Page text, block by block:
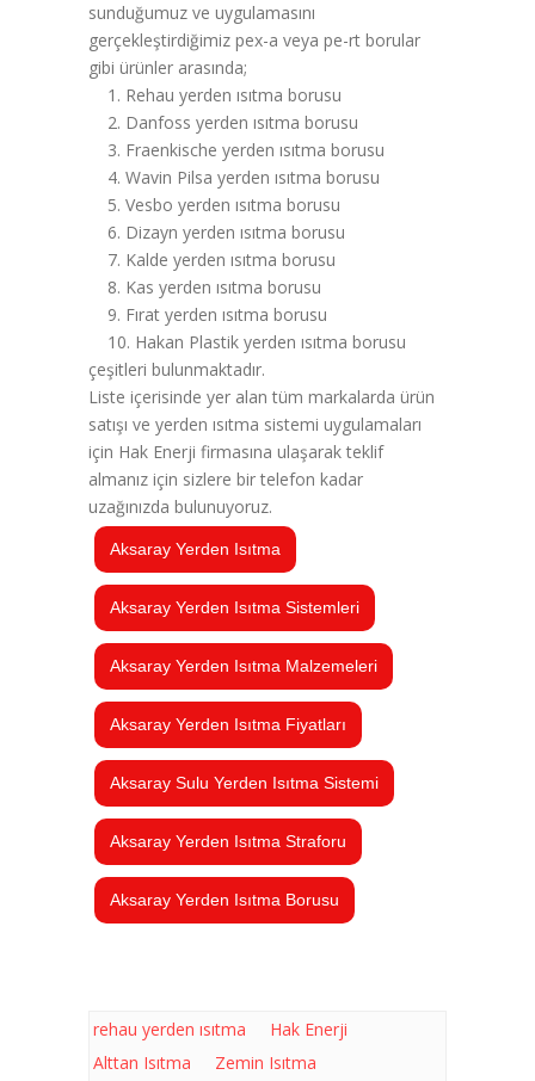
sunduğumuz ve uygulamasını
gerçekleştirdiğimiz pex-a veya pe-rt borular
gibi ürünler arasında;
1. Rehau yerden ısıtma borusu
2. Danfoss yerden ısıtma borusu
3. Fraenkische yerden ısıtma borusu
4. Wavin Pilsa yerden ısıtma borusu
5. Vesbo yerden ısıtma borusu
6. Dizayn yerden ısıtma borusu
7. Kalde yerden ısıtma borusu
8. Kas yerden ısıtma borusu
9. Fırat yerden ısıtma borusu
10. Hakan Plastik yerden ısıtma borusu
çeşitleri bulunmaktadır.
Liste içerisinde yer alan tüm markalarda ürün
satışı ve yerden ısıtma sistemi uygulamaları
için Hak Enerji firmasına ulaşarak teklif
almanız için sizlere bir telefon kadar
uzağınızda bulunuyoruz.
Aksaray Yerden Isıtma
Aksaray Yerden Isıtma Sistemleri
Aksaray Yerden Isıtma Malzemeleri
Aksaray Yerden Isıtma Fiyatları
Aksaray Sulu Yerden Isıtma Sistemi
Aksaray Yerden Isıtma Straforu
Aksaray Yerden Isıtma Borusu
rehau yerden ısıtma
Hak Enerji
Alttan Isıtma
Zemin Isıtma